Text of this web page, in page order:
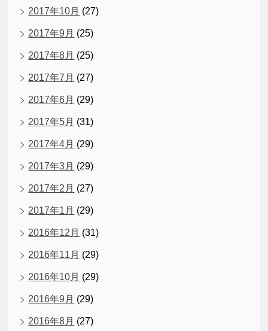
2017年10月 (27)
2017年9月 (25)
2017年8月 (25)
2017年7月 (27)
2017年6月 (29)
2017年5月 (31)
2017年4月 (29)
2017年3月 (29)
2017年2月 (27)
2017年1月 (29)
2016年12月 (31)
2016年11月 (29)
2016年10月 (29)
2016年9月 (29)
2016年8月 (27)